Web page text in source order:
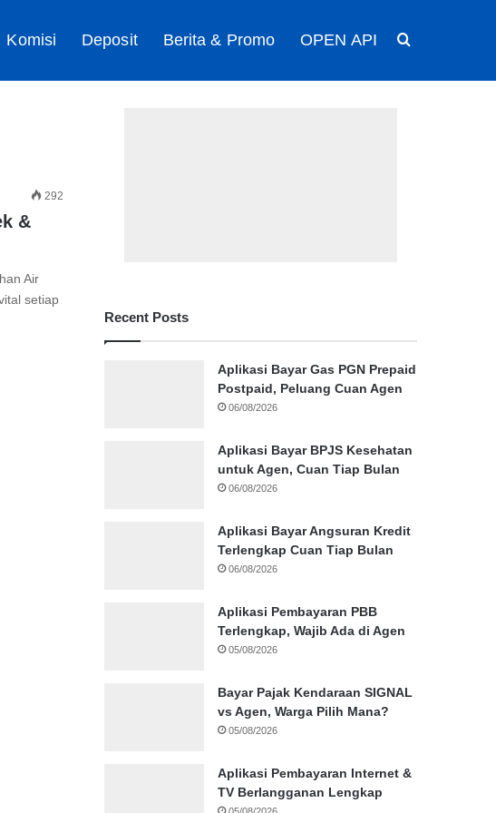
Komisi Deposit Berita & Promo OPEN API
292
&
Air
setiap
Recent Posts
Aplikasi Bayar Gas PGN Prepaid
Postpaid, Peluang Cuan Agen
06/08/2026
Aplikasi Bayar BPJS Kesehatan
untuk Agen, Cuan Tiap Bulan
06/08/2026
Aplikasi Bayar Angsuran Kredit
Terlengkap Cuan Tiap Bulan
06/08/2026
Aplikasi Pembayaran PBB
Terlengkap, Wajib Ada di Agen
05/08/2026
Bayar Pajak Kendaraan SIGNAL
vs Agen, Warga Pilih Mana?
05/08/2026
Aplikasi Pembayaran Internet &
TV Berlangganan Lengkap